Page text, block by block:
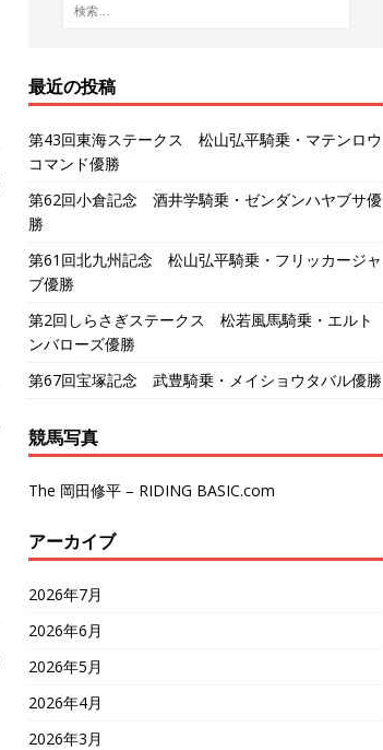
最近の投稿
第43回東海ステークス 松山弘平騎乗・マテンロウ
コマンド優勝
第62回小倉記念 酒井学騎乗・ゼンダンハヤブサ優
勝
第61回北九州記念 松山弘平騎乗・フリッカージャ
ブ優勝
第2回しらさぎステークス 松若風馬騎乗・エルト
ンバローズ優勝
第67回宝塚記念 武豊騎乗・メイショウタバル優勝
競馬写真
The 岡田修平 – RIDING BASIC.com
アーカイブ
2026年7月
2026年6月
2026年5月
2026年4月
2026年3月